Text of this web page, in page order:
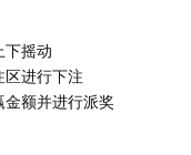
下摇动
进行下注
额并进行派奖